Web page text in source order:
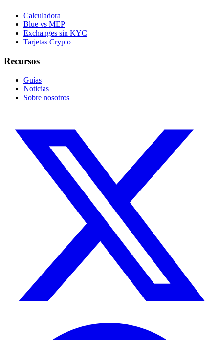
Calculadora
Blue vs MEP
Exchanges sin KYC
Tarjetas Crypto
Recursos
Guías
Noticias
Sobre nosotros